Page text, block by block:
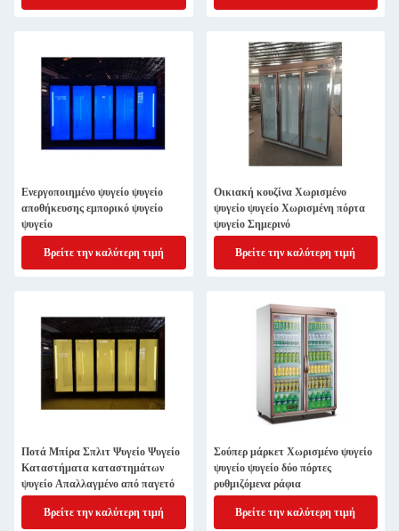
Ενεργοποιημένο ψυγείο ψυγείο
αποθήκευσης εμπορικό ψυγείο
ψυγείο
Βρείτε την καλύτερη τιμή
Οικιακή κουζίνα Χωρισμένο
ψυγείο ψυγείο Χωρισμένη πόρτα
ψυγείο Σημερινό
Βρείτε την καλύτερη τιμή
Ποτά Μπίρα Σπλιτ Ψυγείο Ψυγείο
Καταστήματα καταστημάτων
ψυγείο Απαλλαγμένο από παγετό
Βρείτε την καλύτερη τιμή
Σούπερ μάρκετ Χωρισμένο ψυγείο
ψυγείο ψυγείο δύο πόρτες
ρυθμιζόμενα ράφια
Βρείτε την καλύτερη τιμή